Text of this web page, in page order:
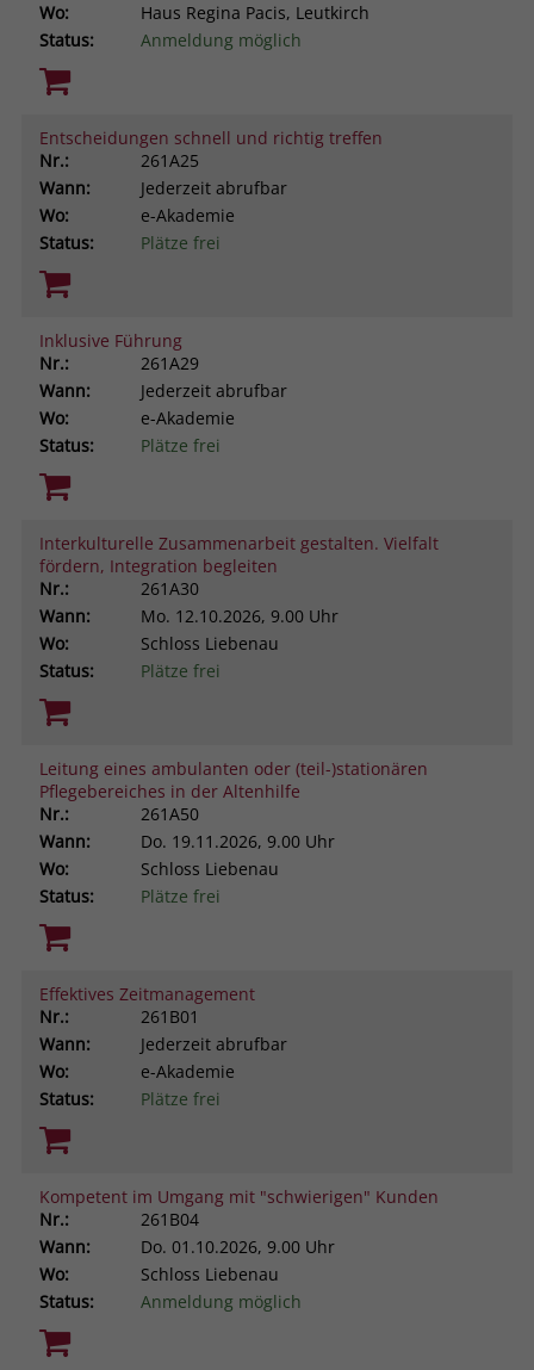
Wo:
Haus Regina Pacis, Leutkirch
Status:
Anmeldung möglich
Entscheidungen schnell und richtig treffen
Nr.:
261A25
Wann:
Jederzeit abrufbar
Wo:
e-Akademie
Status:
Plätze frei
Inklusive Führung
Nr.:
261A29
Wann:
Jederzeit abrufbar
Wo:
e-Akademie
Status:
Plätze frei
Interkulturelle Zusammenarbeit gestalten. Vielfalt
fördern, Integration begleiten
Nr.:
261A30
Wann:
Mo. 12.10.2026, 9.00 Uhr
Wo:
Schloss Liebenau
Status:
Plätze frei
Leitung eines ambulanten oder (teil-)stationären
Pflegebereiches in der Altenhilfe
Nr.:
261A50
Wann:
Do. 19.11.2026, 9.00 Uhr
Wo:
Schloss Liebenau
Status:
Plätze frei
Effektives Zeitmanagement
Nr.:
261B01
Wann:
Jederzeit abrufbar
Wo:
e-Akademie
Status:
Plätze frei
Kompetent im Umgang mit "schwierigen" Kunden
Nr.:
261B04
Wann:
Do. 01.10.2026, 9.00 Uhr
Wo:
Schloss Liebenau
Status:
Anmeldung möglich